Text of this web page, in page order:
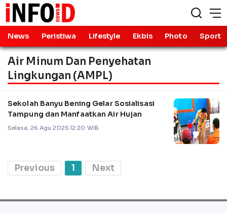
News Peristiwa Lifestyle Ekbis Photo Sport
Air Minum Dan Penyehatan
Lingkungan (AMPL)
Sekolah Banyu Bening Gelar Sosialisasi
Tampung dan Manfaatkan Air Hujan
Selasa, 26 Agu 2025 12:20 WIB
Previous 1 Next